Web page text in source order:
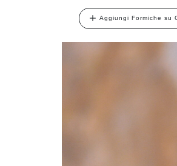
Aggiungi Formiche su